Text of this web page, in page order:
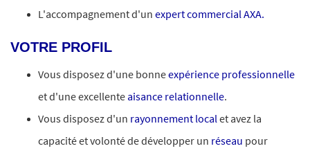
L'accompagnement d'un expert commercial AXA.
VOTRE PROFIL
Vous disposez d'une bonneexpérience professionnelle
et d'une excellente aisance relationnelle.
Vous disposez d'un rayonnement localet avez la
capacité et volonté de développer un réseau pour